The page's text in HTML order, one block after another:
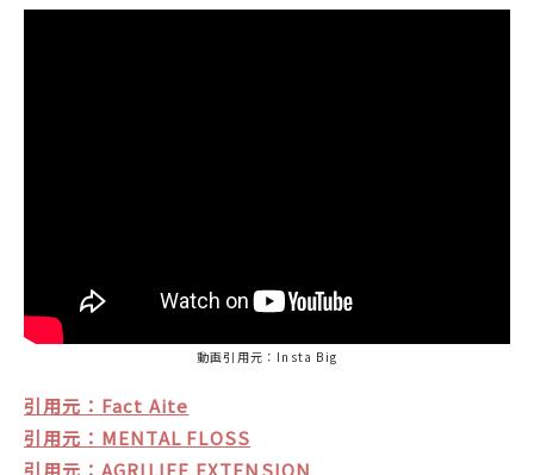
動画引用元：Insta Big
引用元：Fact Aite
引用元：MENTAL FLOSS
引用元：AGRILIFE EXTENSION